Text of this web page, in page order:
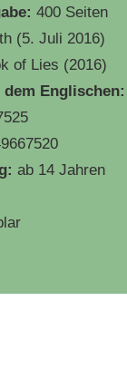
400 Seiten
(5. Juli 2016)
of Lies (2016)
Englischen:
ab 14 Jahren